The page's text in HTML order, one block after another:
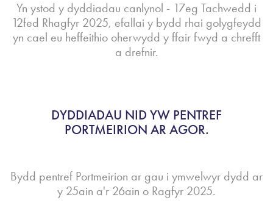
Yn ystod y dyddiadau canlynol - 17eg Tachwedd i
12fed Rhagfyr 2025, efallai y bydd rhai golygfeydd
yn cael eu heffeithio oherwydd y ffair fwyd a chrefft
a drefnir.
DYDDIADAU NID YW PENTREF
PORTMEIRION AR AGOR.
Bydd pentref Portmeirion ar gau i ymwelwyr dydd ar
y 25ain a'r 26ain o Ragfyr 2025.